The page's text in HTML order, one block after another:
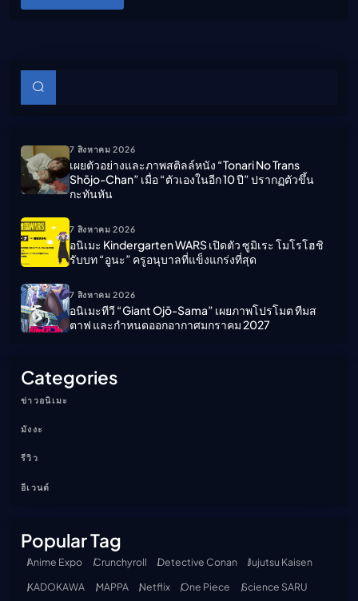
บทความย่อย
7 สิงหาคม 2026
เผยตัวอย่างและภาพสติลล์หนัง “Tonari No Trans
Shōjo-Chan” เมื่อ “ตัวเองในอีก 10 ปี” ปรากฏตัวขึ้น
กะทันหัน
7 สิงหาคม 2026
อนิเมะ Kindergarten WARS เปิดตัว ซูมิเระ โมโรโฮชิ
รับบท “อูนะ” ครูอนุบาลที่แข็งแกร่งที่สุด
7 สิงหาคม 2026
อนิเมะทีวี “Giant Ojō-Sama” เผยภาพโปรโมต ทีมส
ตาฟ และกำหนดออกอากาศมกราคม 2027
Categories
ข่าวอนิเมะ
มังงะ
รีวิว
อีเวนต์
Popular Tag
Anime Expo Crunchyroll Detective Conan
Jujutsu Kaisen
KADOKAWA
MAPPA Netflix One Piece
Science SARU